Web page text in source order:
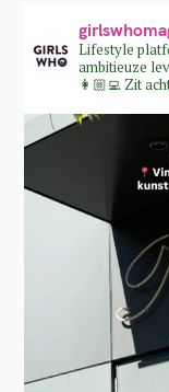
Lifestyle
ambitieuze
👩🏼‍💻 Zit